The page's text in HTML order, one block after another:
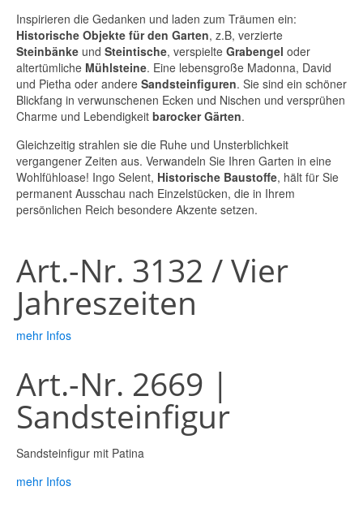
Inspirieren die Gedanken und laden zum Träumen ein:
Historische Objekte für den Garten, z.B, verzierte
Steinbänke und Steintische, verspielte Grabengel oder
altertümliche Mühlsteine. Eine lebensgroße Madonna, David
und Pietha oder andere Sandsteinfiguren. Sie sind ein schöner
Blickfang in verwunschenen Ecken und Nischen und versprühen
Charme und Lebendigkeit barocker Gärten.
Gleichzeitig strahlen sie die Ruhe und Unsterblichkeit
vergangener Zeiten aus. Verwandeln Sie Ihren Garten in eine
Wohlfühloase! Ingo Selent, Historische Baustoffe, hält für Sie
permanent Ausschau nach Einzelstücken, die in Ihrem
persönlichen Reich besondere Akzente setzen.
Art.-Nr. 3132 / Vier
Jahreszeiten
mehr Infos
Art.-Nr. 2669 |
Sandsteinfigur
Sandsteinfigur mit Patina
mehr Infos
Baluster
Gußsäulen
Eisentreppen
Verschiedenes
Stufen, Platten & Co
Stufen & Platten
Türbögen
Quader
Historische Gartendekoration
Tische & Bänke
Holzböden & Türen
Dielen
Bretter & Bohlen
Sonstiges
Figuren
Kamine
Impressum